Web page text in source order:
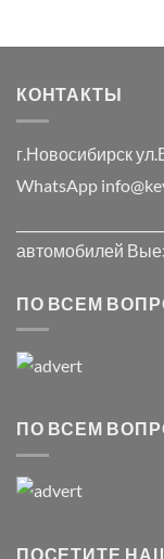
КОНТАКТЫ
г.Новосибирск
WhatsApp
автомобилей
ПО ВСЕМ
ПО ВСЕМ
ПОСЕТИТЕ